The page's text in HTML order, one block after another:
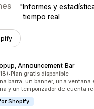
Informes y
tiempo real
Announcement Bar
en total
•Plan gratis disponible
barra, un banner, una ventana
y un temporizador de cuenta
Shopify